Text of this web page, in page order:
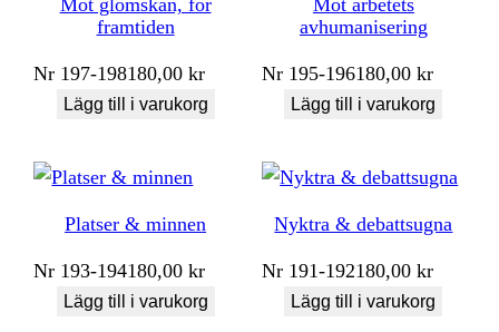
framtiden
Nr 197-198180,00kr
Lägg till i varukorg
avhumanisering
Nr 195-196180,00kr
Lägg till i varukorg
Platser & minnen
Nr 193-194180,00kr
Lägg till i varukorg
Nyktra & debattsugna
Nr 191-192180,00kr
Lägg till i varukorg